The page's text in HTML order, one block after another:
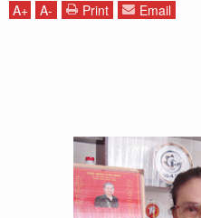
A+ A- Print Email